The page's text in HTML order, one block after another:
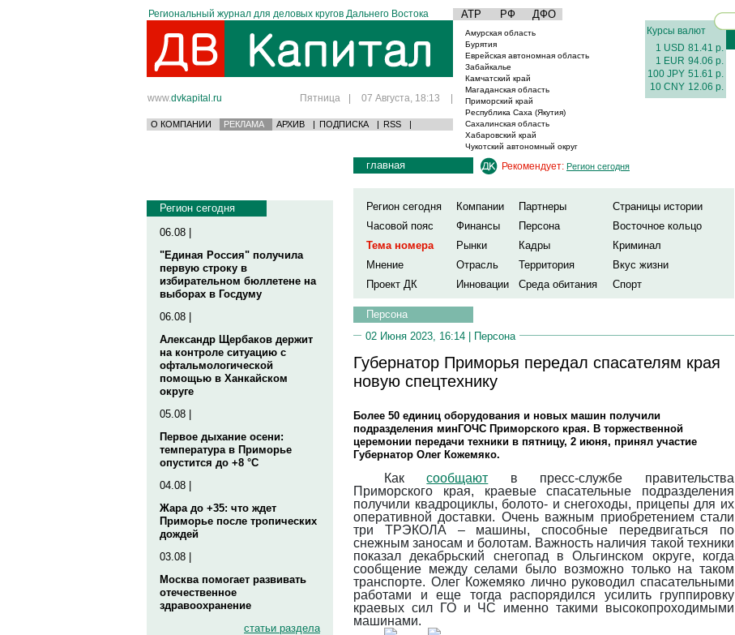
Региональный журнал для деловых кругов Дальнего Востока АТР РФ ДФО
www.dvkapital.ru Пятница | 07 Августа, 18:13 |
О КОМПАНИИ РЕКЛАМА АРХИВ | ПОДПИСКА | RSS |
Амурская область
Бурятия
Еврейская автономная область
Забайкалье
Камчатский край
Магаданская область
Приморский край
Республика Саха (Якутия)
Сахалинская область
Хабаровский край
Чукотский автономный округ
Курсы валют
1 USD 81.41 р.
1 EUR 94.06 р.
100 JPY 51.61 р.
10 CNY 12.06 р.
Регион сегодня
06.08 |
"Единая Россия" получила
первую строку в
избирательном бюллетене на
выборах в Госдуму
06.08 |
Александр Щербаков держит
на контроле ситуацию с
офтальмологической
помощью в Ханкайском
округе
05.08 |
Первое дыхание осени:
температура в Приморье
опустится до +8 °C
04.08 |
Жара до +35: что ждет
Приморье после тропических
дождей
03.08 |
Москва помогает развивать
отечественное
здравоохранение
статьи раздела
главная Рекомендует: Регион сегодня
Регион сегодня Компании Партнеры
Страницы истории
Часовой пояс
Финансы Персона
Восточное кольцо
Тема номера
Рынки Кадры
Криминал
Мнение
Отрасль Территория
Вкус жизни
Проект ДК
Инновации Среда обитания Спорт
Персона
02 Июня 2023, 16:14 | Персона
Губернатор Приморья передал спасателям края
новую спецтехнику
Более 50 единиц оборудования и новых машин получили
подразделения минГОЧС Приморского края. В торжественной
церемонии передачи техники в пятницу, 2 июня, принял участие
Губернатор Олег Кожемяко.
Каксообщают в пресс-службе правительства
Приморского края, краевые спасательные подразделения
получили квадроциклы, болото- и снегоходы, прицепы для их
оперативной доставки. Очень важным приобретением стали
три ТРЭКОЛА – машины, способные передвигаться по
снежным заносам и болотам. Важность наличия такой техники
показал декабрьский снегопад в Ольгинском округе, когда
сообщение между селами было возможно только на таком
транспорте. Олег Кожемяко лично руководил спасательными
работами и еще тогда распорядился усилить группировку
краевых сил ГО и ЧС именно такими высокопроходимыми
машинами.